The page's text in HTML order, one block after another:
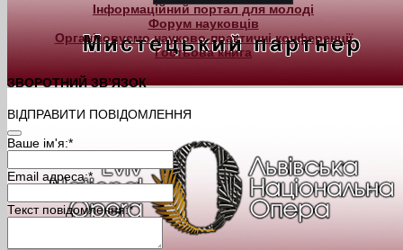
Інформаційний портал для молоді
Форум науковців
Організовуємо науково-практичні конференції
Гостьова книга
ЗВОРОТНИЙ ЗВ’ЯЗОК
ВІДПРАВИТИ ПОВІДОМЛЕННЯ
Ваше ім'я:*
Email адреса:*
Текст повідомлення:*